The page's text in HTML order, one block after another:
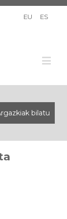
EU ES